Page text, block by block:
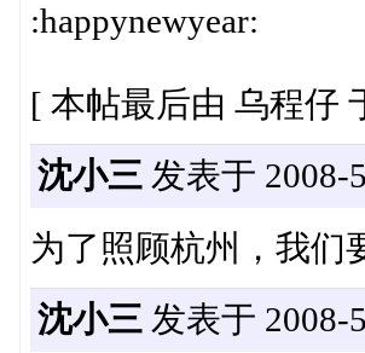
:happynewyear:
[ 本帖最后由 乌程仔
沈小三发表于 2008-
为了照顾杭州，我们
沈小三发表于 2008-